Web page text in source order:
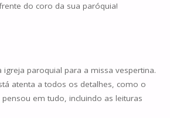
do coro da sua paróquia!
paroquial para a missa vespertina.
atenta a todos os detalhes, como o
em tudo, incluindo as leituras